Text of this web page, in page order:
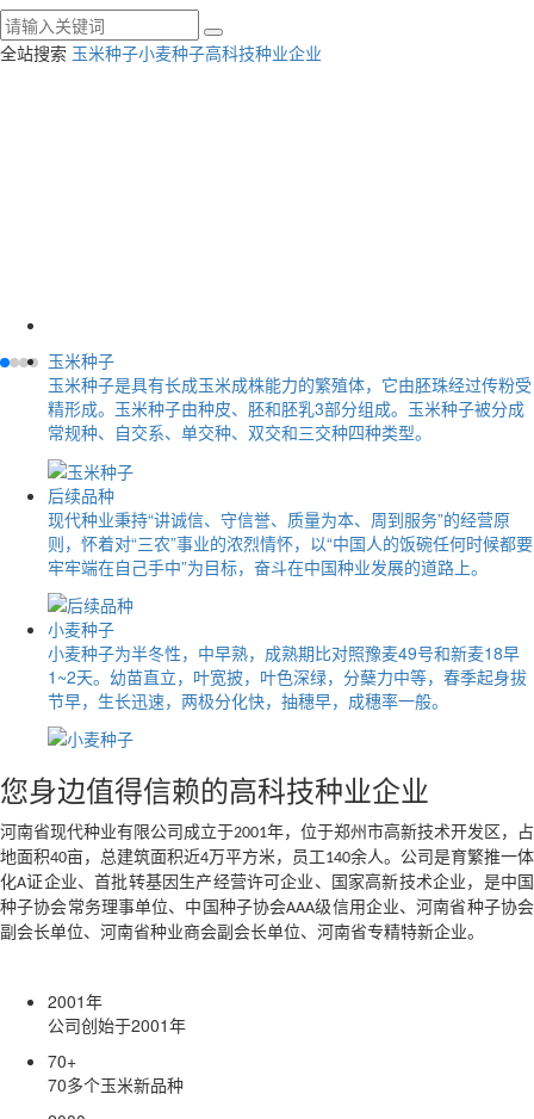
全站搜索 玉米种子小麦种子高科技种业企业
玉米种子
玉米种子是具有长成玉米成株能力的繁殖体，它由胚珠经过传粉受
精形成。玉米种子由种皮、胚和胚乳3部分组成。玉米种子被分成
常规种、自交系、单交种、双交和三交种四种类型。
后续品种
现代种业秉持“讲诚信、守信誉、质量为本、周到服务”的经营原
则，怀着对“三农”事业的浓烈情怀，以“中国人的饭碗任何时候都要
牢牢端在自己手中”为目标，奋斗在中国种业发展的道路上。
小麦种子
小麦种子为半冬性，中早熟，成熟期比对照豫麦49号和新麦18早
1~2天。幼苗直立，叶宽披，叶色深绿，分蘖力中等，春季起身拔
节早，生长迅速，两极分化快，抽穗早，成穗率一般。
您身边值得信赖的高科技种业企业
河南省现代种业有限公司成立于2001年，位于郑州市高新技术开发区，占
地面积40亩，总建筑面积近4万平方米，员工140余人。公司是育繁推一体
化A证企业、首批转基因生产经营许可企业、国家高新技术企业，是中国
种子协会常务理事单位、中国种子协会AAA级信用企业、河南省种子协会
副会长单位、河南省种业商会副会长单位、河南省专精特新企业。
2001年
公司创始于2001年
70+
70多个玉米新品种